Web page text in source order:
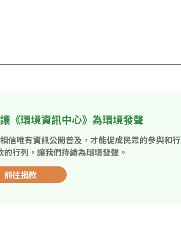
《環境資訊中心》為環境發聲
信唯有資訊公開普及，才能促成民眾的參與和行
行列，讓我們持續為環境發聲。
前往捐款